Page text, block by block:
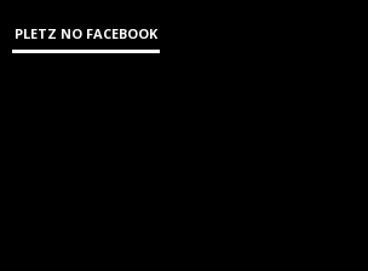
PLETZ NO FACEBOOK